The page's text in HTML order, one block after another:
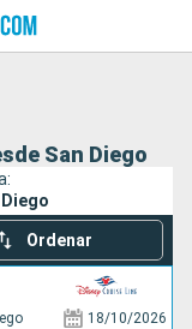
San Diego
Ordenar
18/10/2026